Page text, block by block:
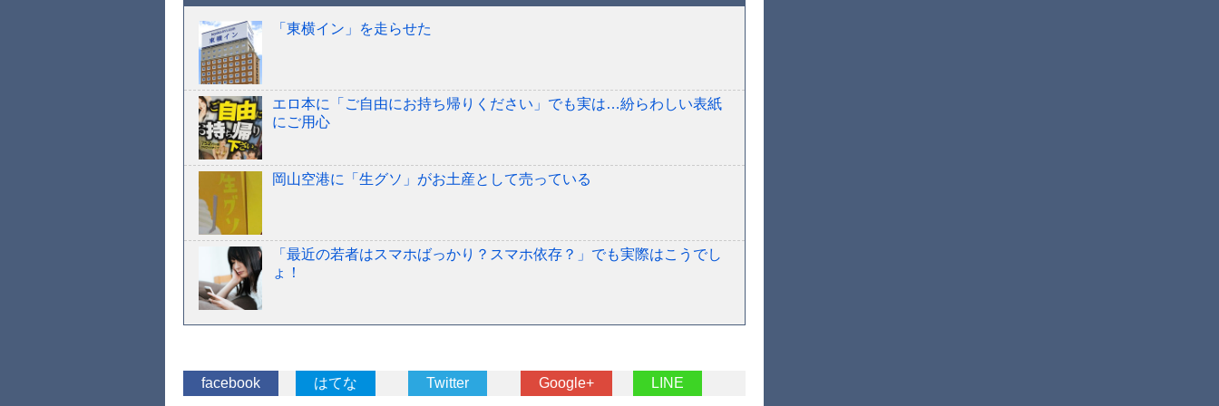
「東横イン」を走らせた
エロ本に「ご自由にお持ち帰りください」でも実は…紛らわしい表紙
にご用心
岡山空港に「生グソ」がお土産として売っている
「最近の若者はスマホばっかり？スマホ依存？」でも実際はこうでし
ょ！
facebook はてな Twitter Google+ LINE